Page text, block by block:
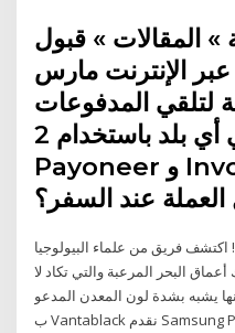
» المقالات » قبول
عبر الإنترنت مارس
لتلقي المدفوعات
في أي بلد باستخدام 2Checkout و
Payoneer و InvoiceNinja. ماهي
اكتشف فريق من علماء البيولوجيا
أعماق البحر المرعبة والتي تكاد لا
يشبه بشدة لون المعدن المدعو
ب Vantablack نقدم Samsung Pay على أجهزة راك بنك للصراف